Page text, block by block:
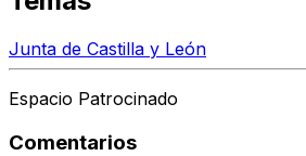
Junta de Castilla y León
Espacio Patrocinado
Comentarios